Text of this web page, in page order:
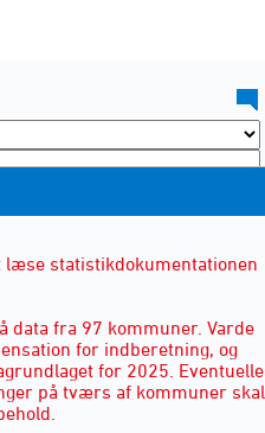
statistikdokumentationen
data fra 97 kommuner. Varde
for indberetning, og
for 2025. Eventuelle
på tværs af kommuner skal